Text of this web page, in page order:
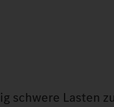
schwere Lasten